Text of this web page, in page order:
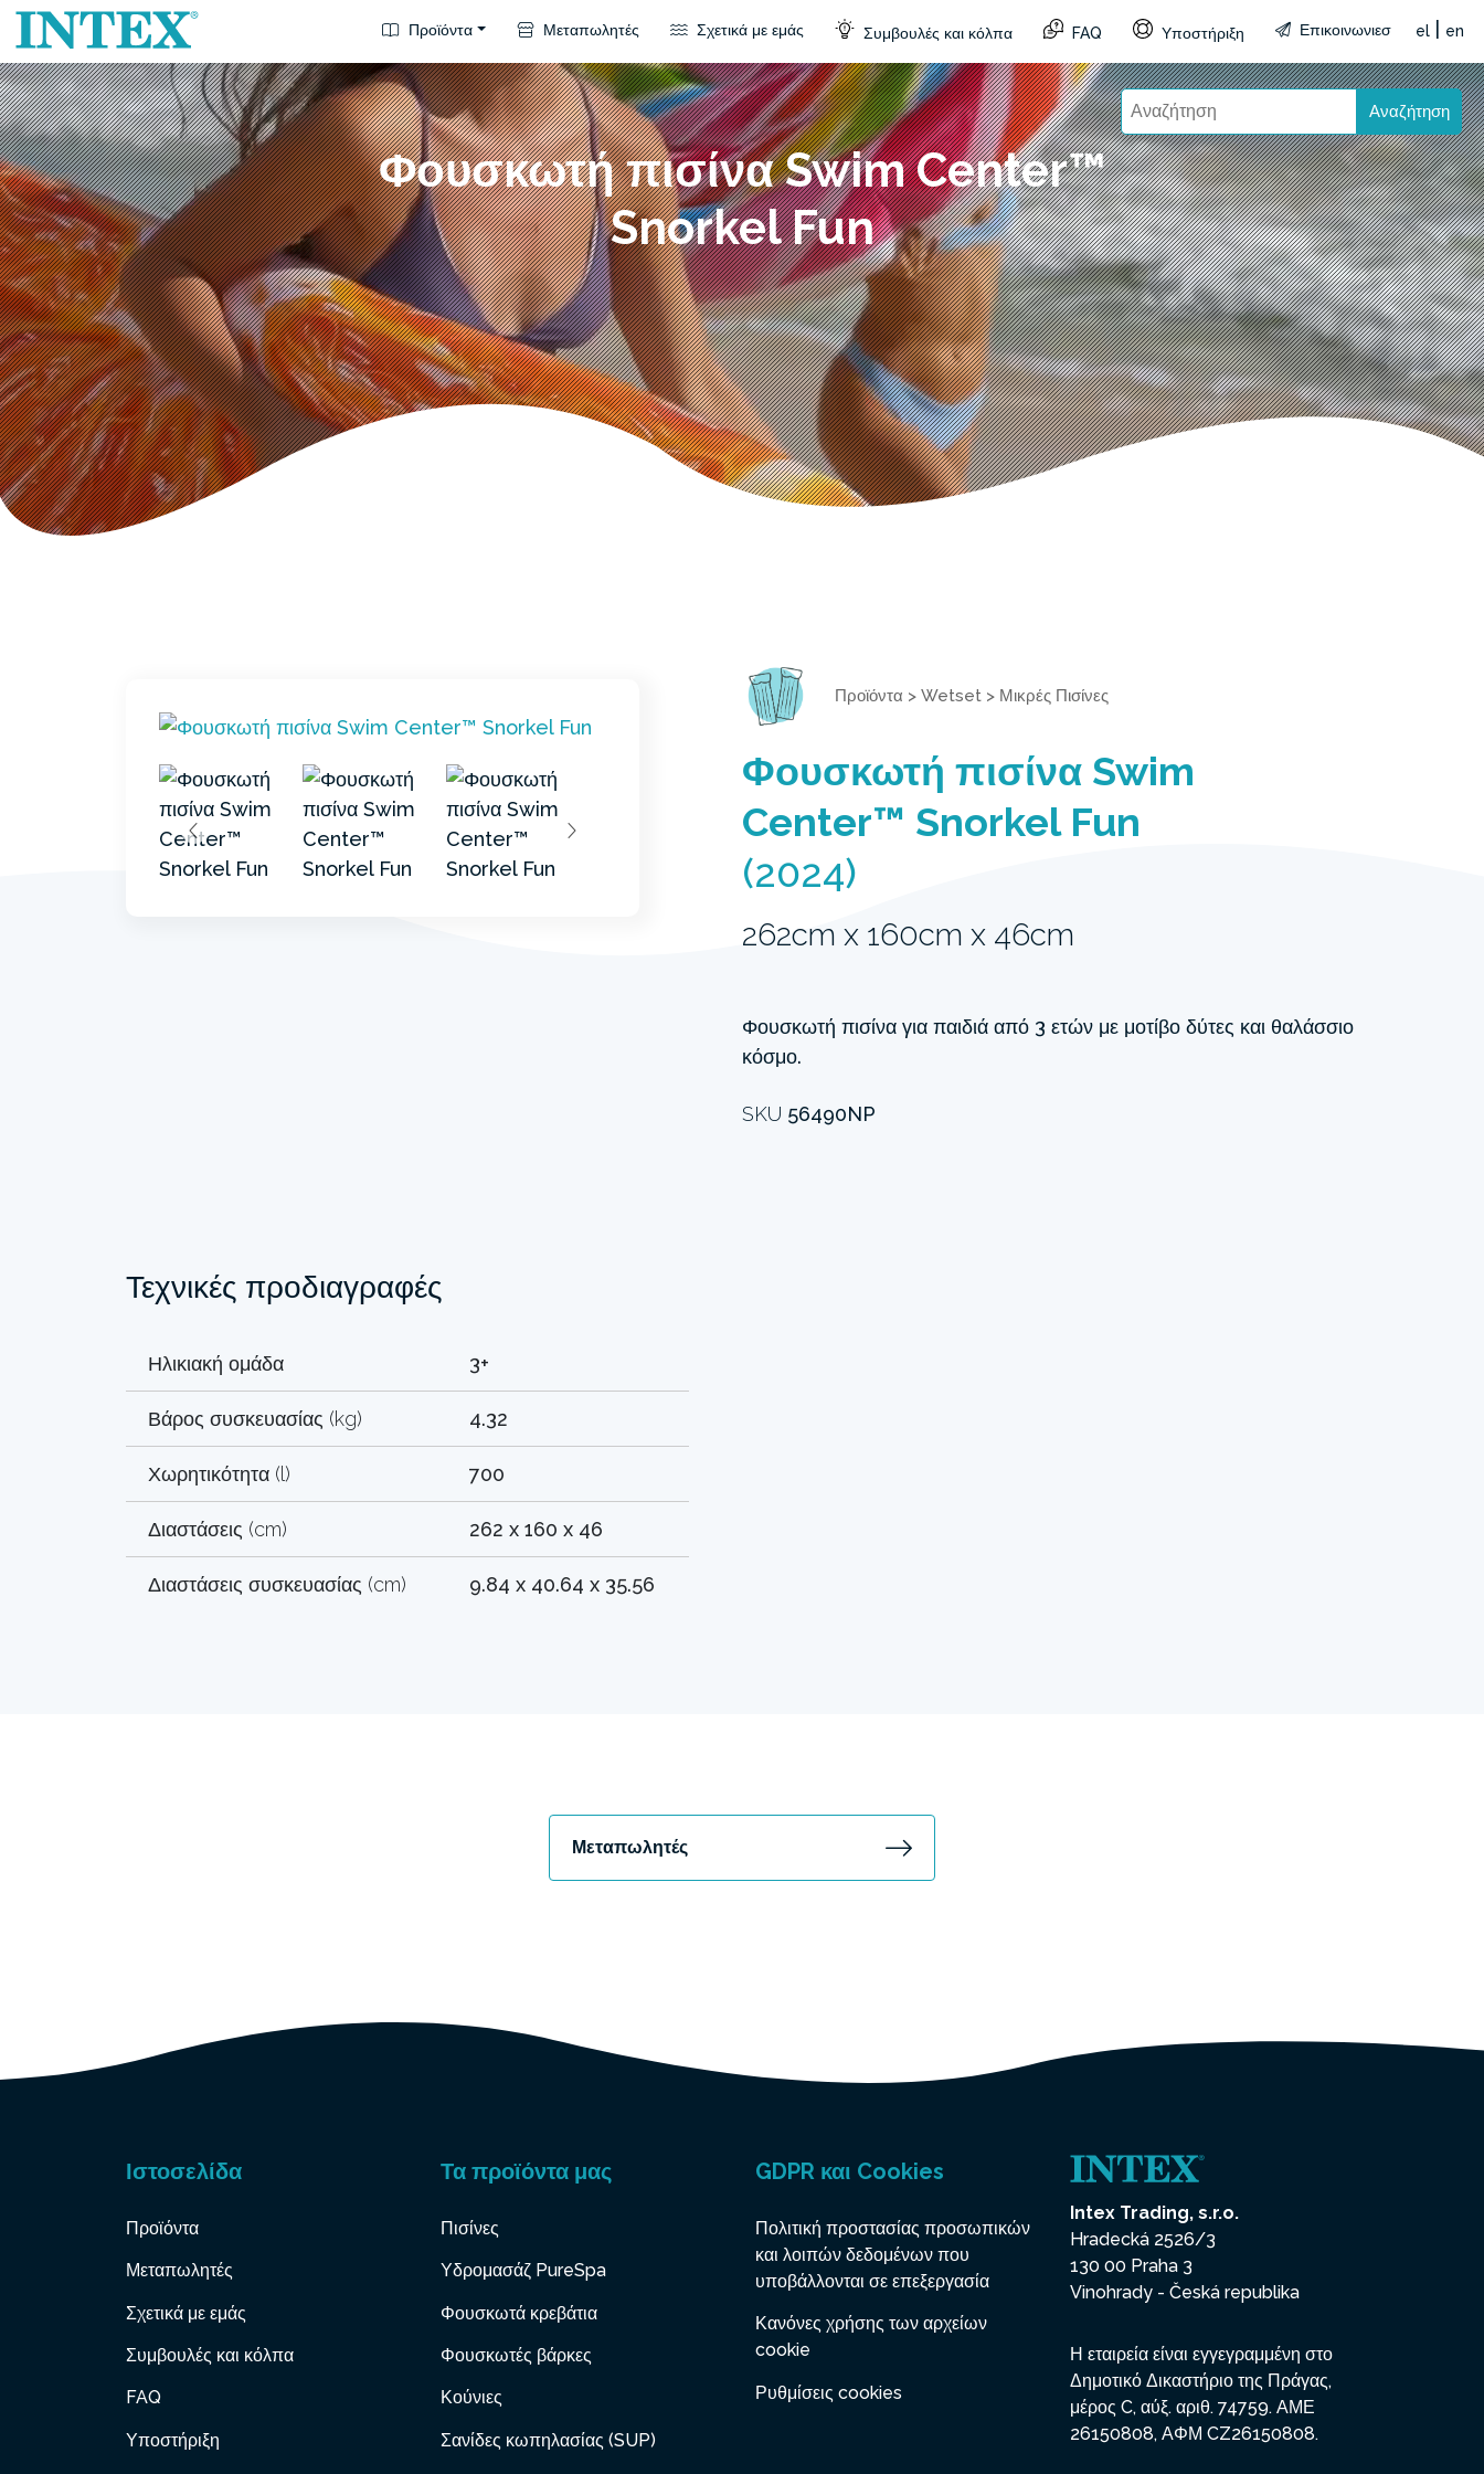
Προϊόντα Μεταπωλητές Σχετικά με εμάς Συμβουλές και κόλπα FAQ Υποστήριξη Επικοινωνιεσ el en
Αναζήτηση
Φουσκωτή πισίνα Swim Center™
Snorkel Fun
Προϊόντα > Wetset > Μικρές Πισίνες
Φουσκωτή πισίνα Swim
Center™ Snorkel Fun
(2024)
262cm x 160cm x 46cm
Φουσκωτή πισίνα για παιδιά από 3 ετών με μοτίβο δύτες και θαλάσσιο
κόσμο.
SKU 56490NP
Τεχνικές προδιαγραφές
Ηλικιακή ομάδα 3+
Βάρος συσκευασίας (kg) 4.32
Χωρητικότητα (l) 700
Διαστάσεις (cm) 262 x 160 x 46
Διαστάσεις συσκευασίας (cm) 9.84 x 40.64 x 35.56
Μεταπωλητές
Ιστοσελίδα
Προϊόντα
Μεταπωλητές
Σχετικά με εμάς
Συμβουλές και κόλπα
FAQ
Υποστήριξη
Τα προϊόντα μας
Πισίνες
Υδρομασάζ PureSpa
Φουσκωτά κρεβάτια
Φουσκωτές βάρκες
Κούνιες
Σανίδες κωπηλασίας (SUP)
GDPR και Cookies
Πολιτική προστασίας προσωπικών
και λοιπών δεδομένων που
υποβάλλονται σε επεξεργασία
Κανόνες χρήσης των αρχείων
cookie
Ρυθμίσεις cookies
Intex Trading, s.r.o.
Hradecká 2526/3
130 00 Praha 3
Vinohrady - Česká republika
Η εταιρεία είναι εγγεγραμμένη στο
Δημοτικό Δικαστήριο της Πράγας,
μέρος C, αύξ. αριθ. 74759. ΑΜΕ
26150808, ΑΦΜ CZ26150808.